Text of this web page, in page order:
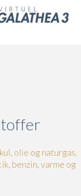
olie og naturgas.
benzin, varme og